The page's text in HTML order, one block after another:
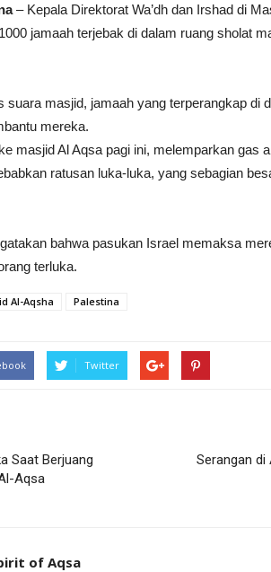
– Kepala Direktorat Wa’dh dan Irshad di
jamaah terjebak di dalam ruang sholat
suara masjid, jamaah yang terperangkap di
mereka.
masjid Al Aqsa pagi ini, melemparkan gas
ratusan luka-luka, yang sebagian
bahwa pasukan Israel memaksa
terluka.
Al-Aqsha Palestina
Twitter
Saat Berjuang
Aqsa
Serangan di
of Aqsa